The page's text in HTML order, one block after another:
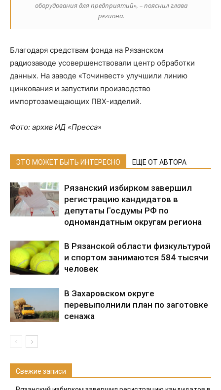
оборудования для предприятий», – пояснил глава
региона.
Благодаря средствам фонда на Рязанском
радиозаводе усовершенствовали центр обработки
данных. На заводе «Точинвест» улучшили линию
цинкования и запустили производство
импортозамещающих ПВХ-изделий.
Фото: архив ИД «Пресса»
ЭТО МОЖЕТ БЫТЬ ИНТЕРЕСНО ЕЩЕ ОТ АВТОРА
Рязанский избирком завершил
регистрацию кандидатов в
депутаты Госдумы РФ по
одномандатным округам региона
В Рязанской области физкультурой
и спортом занимаются 584 тысячи
человек
В Захаровском округе
перевыполнили план по заготовке
сенажа
Свежие записи